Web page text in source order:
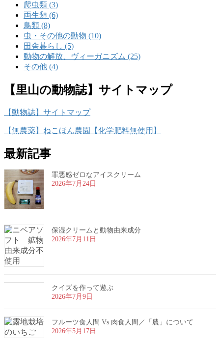
爬虫類 (3)
両生類 (6)
鳥類 (8)
虫・その他の動物 (10)
田舎暮らし (5)
動物の解放、ヴィーガニズム (25)
その他 (4)
【里山の動物誌】サイトマップ
【動物誌】サイトマップ
【無農薬】ねこほん農園【化学肥料無使用】
最新記事
罪悪感ゼロなアイスクリーム
2026年7月24日
保湿クリームと動物由来成分
2026年7月11日
クイズを作って遊ぶ
2026年7月9日
フルーツ食人間 Vs 肉食人間／「農」について
2026年5月17日